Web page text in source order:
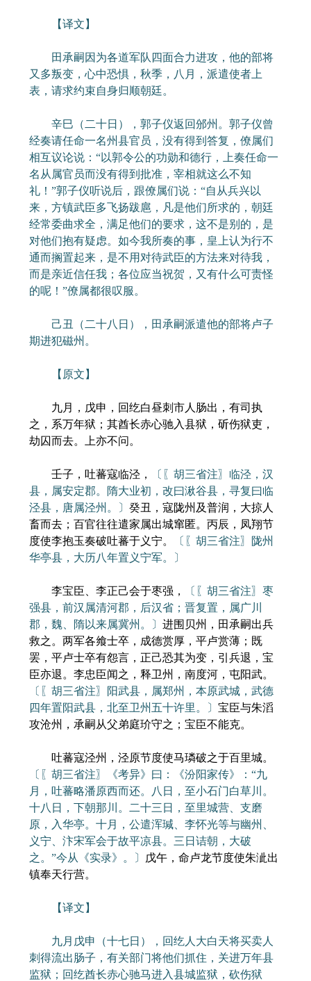
【译文】
田承嗣因为各道军队四面合力进攻，他的部将
又多叛变，心中恐惧，秋季，八月，派遣使者上
表，请求约束自身归顺朝廷。
辛巳（二十日），郭子仪返回邠州。郭子仪曾
经奏请任命一名州县官员，没有得到答复，僚属们
相互议论说：“以郭令公的功勋和德行，上奏任命一
名从属官员而没有得到批准，宰相就这么不知
礼！”郭子仪听说后，跟僚属们说：“自从兵兴以
来，方镇武臣多飞扬跋扈，凡是他们所求的，朝廷
经常委曲求全，满足他们的要求，这不是别的，是
对他们抱有疑虑。如今我所奏的事，皇上认为行不
通而搁置起来，是不用对待武臣的方法来对待我，
而是亲近信任我；各位应当祝贺，又有什么可责怪
的呢！”僚属都很叹服。
己丑（二十八日），田承嗣派遣他的部将卢子
期进犯磁州。
【原文】
九月，戊申，回纥白昼刺市人肠出，有司执
之，系万年狱；其酋长赤心驰入县狱，斫伤狱吏，
劫囚而去。上亦不问。
壬子，吐蕃寇临泾，
〔〖胡三省注〗临泾，汉
县，属安定郡。隋大业初，改曰湫谷县，寻复曰临
泾县，唐属泾州。〕 癸丑，寇陇州及普润，大掠人
畜而去；百官往往遣家属出城窜匿。丙辰，凤翔节
度使李抱玉奏破吐蕃于义宁。
〔〖胡三省注〗陇州
华亭县，大历八年置义宁军。〕
李宝臣、李正己会于枣强，
〔〖胡三省注〗枣
强县，前汉属清河郡，后汉省；晋复置，属广川
郡，魏、隋以来属冀州。〕 进围贝州，田承嗣出兵
救之。两军各飨士卒，成德赏厚，平卢赏薄；既
罢，平卢士卒有怨言，正己恐其为变，引兵退，宝
臣亦退。李忠臣闻之，释卫州，南度河，屯阳武。
〔〖胡三省注〗阳武县，属郑州，本原武城，武德
四年置阳武县，北至卫州五十许里。〕 宝臣与朱滔
攻沧州，承嗣从父弟庭玠守之；宝臣不能克。
吐蕃寇泾州，泾原节度使马璘破之于百里城。
〔〖胡三省注〗《考异》曰：《汾阳家传》：“九
月，吐蕃略潘原西而还。八日，至小石门白草川。
十八日，下朝那川。二十三日，至里城营、支磨
原，入华亭。十月，公遣浑瑊、李怀光等与幽州、
义宁、汴宋军会于故平凉县。三日诘朝，大破
之。”今从《实录》。〕
戊午，命卢龙节度使朱泚出
镇奉天行营。
【译文】
九月戊申（十七日），回纥人大白天将买卖人
刺得流出肠子，有关部门将他们抓住，关进万年县
监狱；回纥酋长赤心驰马进入县城监狱，砍伤狱